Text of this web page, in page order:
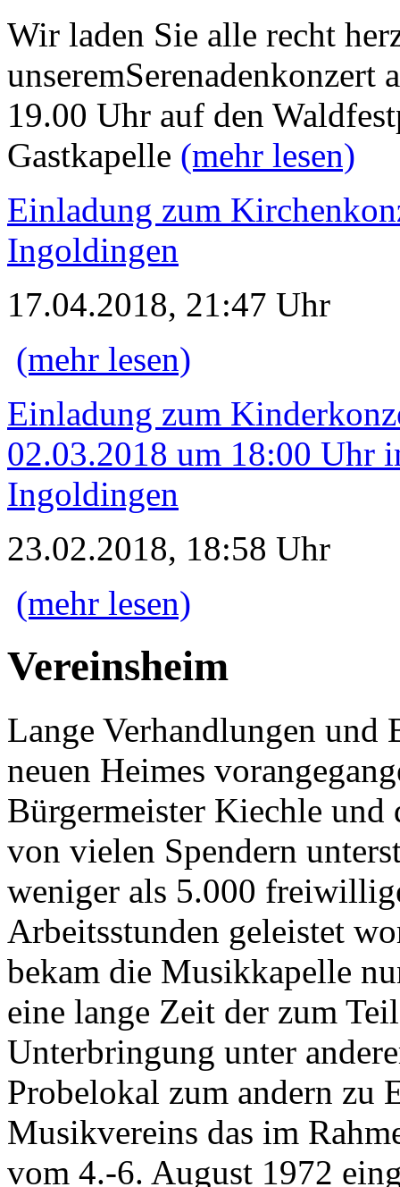
Wir laden Sie alle recht
unseremSerenadenkonzert
19.00 Uhr auf den
Gastkapelle (mehr lesen)
Einladung zum
Ingoldingen
17.04.2018, 21:47 Uhr
(mehr lesen)
Einladung zum
02.03.2018 um 18:00 Uhr
Ingoldingen
23.02.2018, 18:58 Uhr
(mehr lesen)
Vereinsheim
Lange Verhandlungen und
neuen Heimes
Bürgermeister Kiechle und
von vielen Spendern
weniger als 5.000
Arbeitsstunden geleistet
bekam die Musikkapelle
eine lange Zeit der zum
Unterbringung unter
Probelokal zum andern zu
Musikvereins das im
vom 4.-6. August 1972